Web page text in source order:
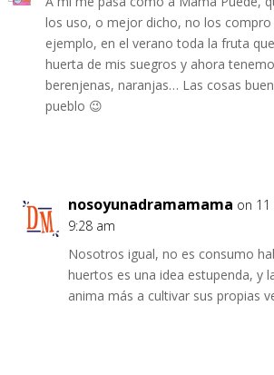
los uso, o mejor dicho, no los
ejemplo, en el verano toda la fruta
huerta de mis suegros y ahora
berenjenas, naranjas… Las cosas
pueblo 😉
nosoyunadramamama on
9:28 am
Nosotros igual, no es consumo
huertos es una idea estupenda, y
anima más a cultivar sus propias